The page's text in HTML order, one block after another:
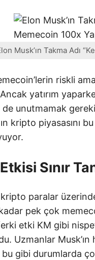
Musk’ın Takma Adı
riskli
yatırım
unutmamak
kripto piyasasını
Sınır
kripto paralar
pek çok
etki KM gibi
Uzmanlar Musk’ın
bu gibi durumlarda